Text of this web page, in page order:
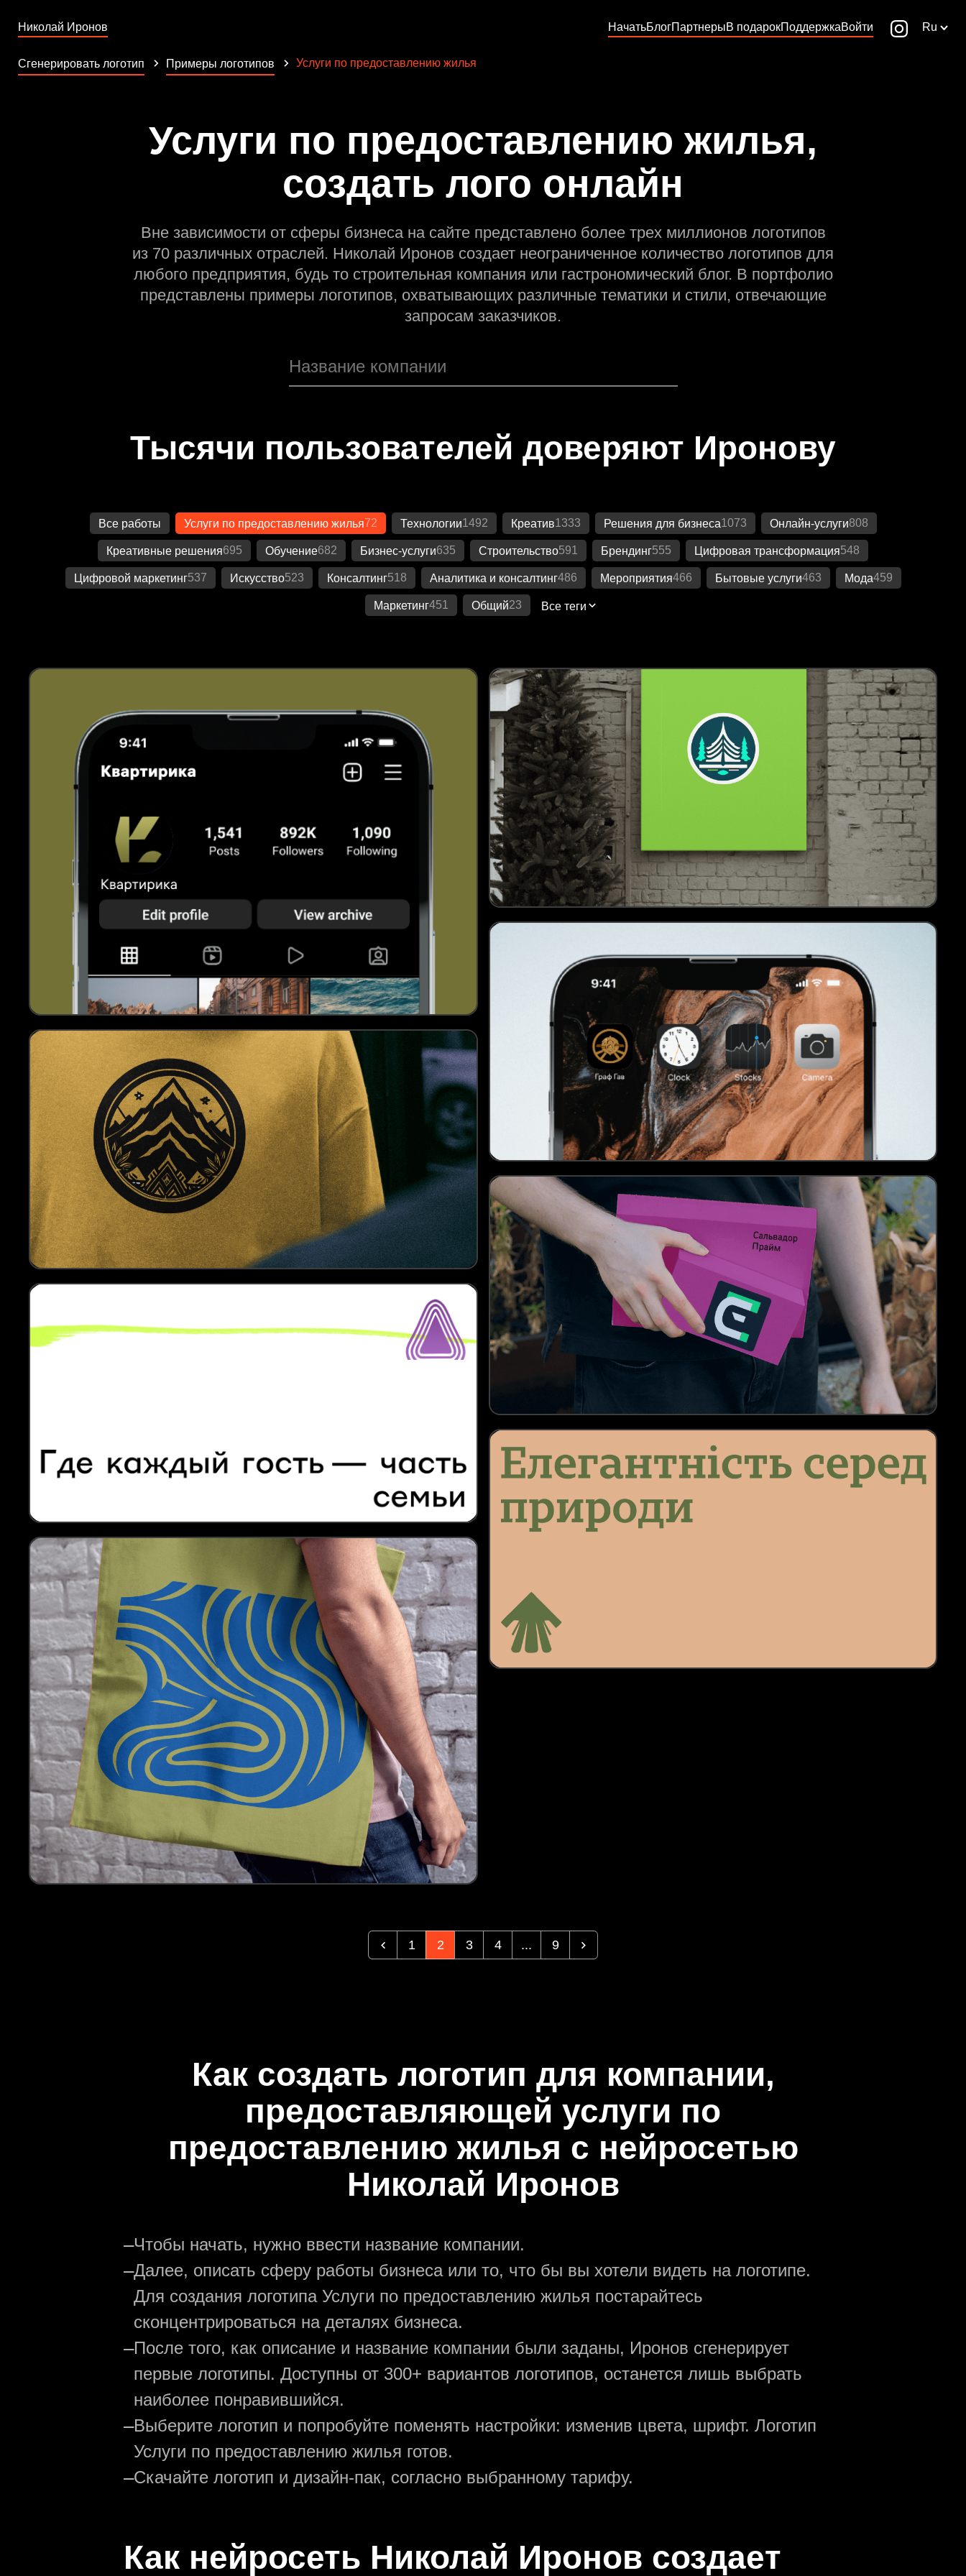
Николай Иронов НачатьБлогПартнерыВ подарокПоддержкаВойти Ru
Сгенерировать логотип Примеры логотипов Услуги по предоставлению жилья
Услуги по предоставлению жилья,
создать лого онлайн
Вне зависимости от сферы бизнеса на сайте представлено более трех миллионов логотипов
из 70 различных отраслей. Николай Иронов создает неограниченное количество логотипов для
любого предприятия, будь то строительная компания или гастрономический блог. В портфолио
представлены примеры логотипов, охватывающих различные тематики и стили, отвечающие
запросам заказчиков.
Тысячи пользователей доверяют Иронову
Все работы Услуги по предоставлению жилья72 Технологии1492 Креатив1333 Решения для бизнеса1073 Онлайн-услуги808
Креативные решения695 Обучение682 Бизнес-услуги635 Строительство591 Брендинг555 Цифровая трансформация548
Цифровой маркетинг537 Искусство523 Консалтинг518 Аналитика и консалтинг486 Мероприятия466 Бытовые услуги463 Мода459
Маркетинг451 Общий23 Все теги
1 2 3 4 ... 9
Как создать логотип для компании,
предоставляющей услуги по
предоставлению жилья с нейросетью
Николай Иронов
—Чтобы начать, нужно ввести название компании.
—Далее, описать сферу работы бизнеса или то, что бы вы хотели видеть на логотипе.
Для создания логотипа Услуги по предоставлению жилья постарайтесь
сконцентрироваться на деталях бизнеса.
—После того, как описание и название компании были заданы, Иронов сгенерирует
первые логотипы. Доступны от 300+ вариантов логотипов, останется лишь выбрать
наиболее понравившийся.
—Выберите логотип и попробуйте поменять настройки: изменив цвета, шрифт. Логотип
Услуги по предоставлению жилья готов.
—Скачайте логотип и дизайн-пак, согласно выбранному тарифу.
Как нейросеть Николай Иронов создаeт